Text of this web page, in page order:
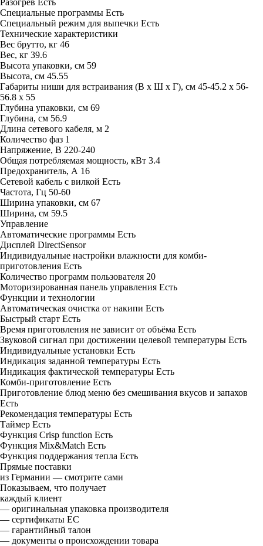
Разогрев Есть
Специальные программы Есть
Специальный режим для выпечки Есть
Технические характеристики
Вес брутто, кг 46
Вес, кг 39.6
Высота упаковки, см 59
Высота, см 45.55
Габариты ниши для встраивания (В х Ш х Г), см 45-45.2 х 56-
56.8 х 55
Глубина упаковки, см 69
Глубина, см 56.9
Длина сетевого кабеля, м 2
Количество фаз 1
Напряжение, В 220-240
Общая потребляемая мощность, кВт 3.4
Предохранитель, А 16
Сетевой кабель с вилкой Есть
Частота, Гц 50-60
Ширина упаковки, см 67
Ширина, см 59.5
Управление
Автоматические программы Есть
Дисплей DirectSensor
Индивидуальные настройки влажности для комби-
приготовления Есть
Количество программ пользователя 20
Моторизированная панель управления Есть
Функции и технологии
Автоматическая очистка от накипи Есть
Быстрый старт Есть
Время приготовления не зависит от объёма Есть
Звуковой сигнал при достижении целевой температуры Есть
Индивидуальные установки Есть
Индикация заданной температуры Есть
Индикация фактической температуры Есть
Комби-приготовление Есть
Приготовление блюд меню без смешивания вкусов и запахов
Есть
Рекомендация температуры Есть
Таймер Есть
Функция Crisp function Есть
Функция Mix&Match Есть
Функция поддержания тепла Есть
Прямые поставки
из Германии — смотрите сами
Показываем, что получает
каждый клиент
— оригинальная упаковка производителя
— сертификаты ЕС
— гарантийный талон
— документы о происхождении товара